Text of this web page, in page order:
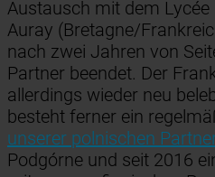
Austausch mit dem
Auray (Bretagne/
nach zwei Jahren von
Partner beendet. Der
allerdings wieder neu
besteht ferner ein
unserer polnischen
Podgórne und seit 2016